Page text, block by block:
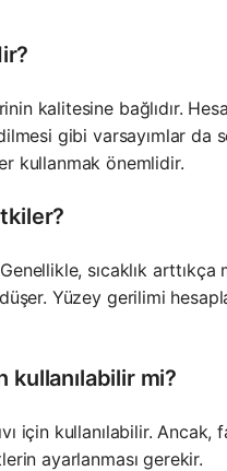
kalitesine bağlıdır.
gibi varsayımlar da
kullanmak önemlidir.
sıcaklık
Yüzey gerilimi
kullanılabilir mi?
için kullanılabilir. Ancak,
ayarlanması gerekir.